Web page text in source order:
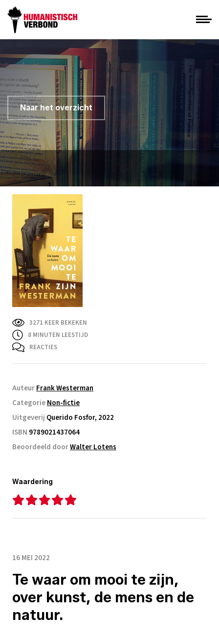
Naar het overzicht
3271 KEER BEKEKEN
8 MINUTEN LEESTIJD
REACTIES
AuteurFrank Westerman
CategorieNon-fictie
Uitgeverij Querido Fosfor, 2022
ISBN 9789021437064
Beoordeeld doorWalter Lotens
Waardering
16 MEI 2022
Te waar om mooi te zijn,
over kunst, de mens en de
natuur.